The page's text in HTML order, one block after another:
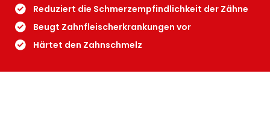
Reduziert die Schmerzempfindlichkeit der Zähne
Beugt Zahnfleisch­erkrankungen vor
Härtet den Zahnschmelz